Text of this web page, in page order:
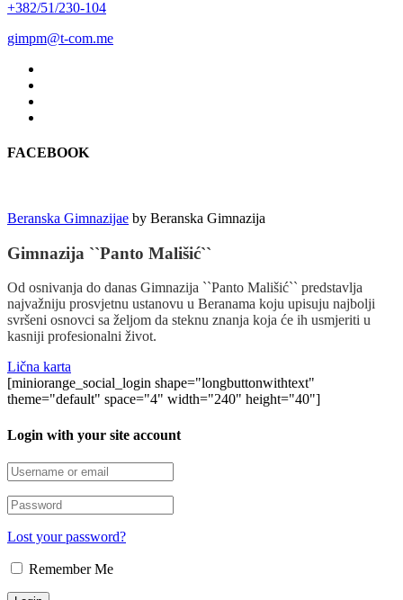
+382/51/230-104
gimpm@t-com.me
FACEBOOK
Beranska Gimnazijae by Beranska Gimnazija
Gimnazija ``Panto Mališić``
Od osnivanja do danas Gimnazija ``Panto Mališić`` predstavlja
najvažniju prosvjetnu ustanovu u Beranama koju upisuju najbolji
svršeni osnovci sa željom da steknu znanja koja će ih usmjeriti u
kasniji profesionalni život.
Lična karta
[miniorange_social_login shape="longbuttonwithtext"
theme="default" space="4" width="240" height="40"]
Login with your site account
Lost your password?
Remember Me